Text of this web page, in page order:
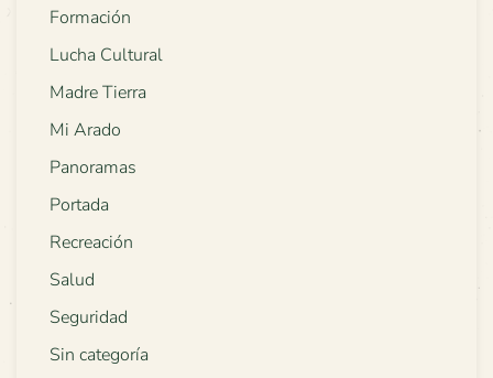
Formación
Lucha Cultural
Madre Tierra
Mi Arado
Panoramas
Portada
Recreación
Salud
Seguridad
Sin categoría